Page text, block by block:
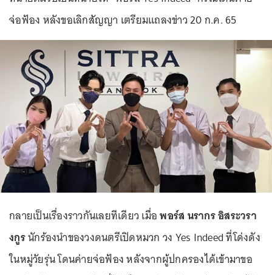
จ่อฟ้อง หลังขอเลิกสัญญา เตรียมแถลงข่าว 20 ก.ค. 65
กลายเป็นเรื่องราวกันเลยทีเดียว เมื่อพอร์ส นรากร อิสระวรา
งกูรนักร้องนำของวงดนตรีเปิดหมวก วง Yes Indeed ที่โด่งดัง
ในหมู่วัยรุ่น โดนค่ายจ่อฟ้อง หลังจากผู้ปกครองได้เข้ามาขอ